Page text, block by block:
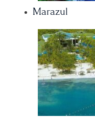
Marazul